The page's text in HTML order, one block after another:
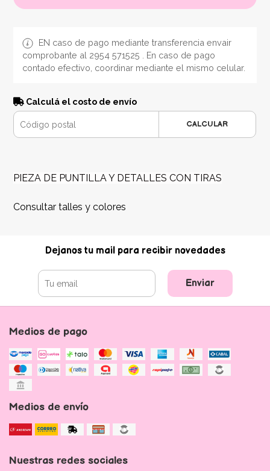
EN caso de pago mediante transferencia envair
comprobante al 2954 571525 . En caso de pago
contado efectivo, coordinar mediante el mismo celular.
Calculá el costo de envío
CALCULAR
PIEZA DE PUNTILLA Y DETALLES CON TIRAS
Consultar talles y colores
Dejanos tu mail para recibir novedades
Enviar
Medios de pago
Medios de envío
Nuestras redes sociales